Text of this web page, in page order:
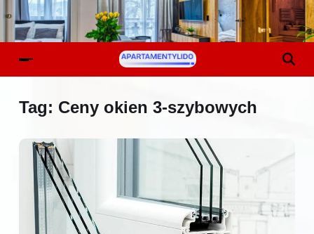
Tag: Ceny okien 3-szybowych